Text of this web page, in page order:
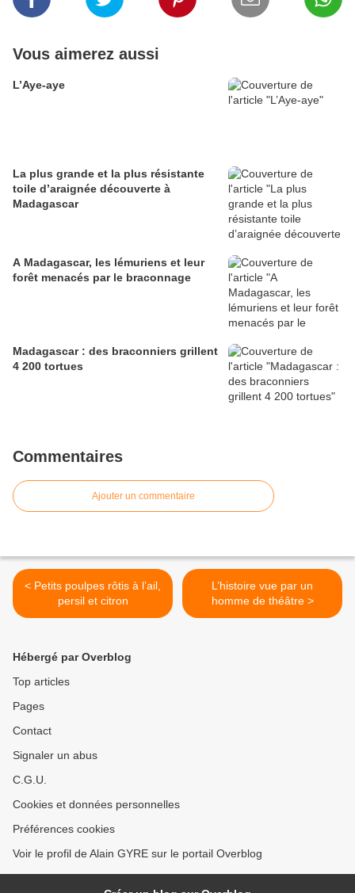
Vous aimerez aussi
L’Aye-aye
La plus grande et la plus résistante
toile d’araignée découverte à
Madagascar
A Madagascar, les lémuriens et leur
forêt menacés par le braconnage
Madagascar : des braconniers grillent
4 200 tortues
Commentaires
Ajouter un commentaire
< Petits poulpes rôtis à l’ail,
persil et citron
L’histoire vue par un
homme de théâtre >
Hébergé par Overblog
Top articles
Pages
Contact
Signaler un abus
C.G.U.
Cookies et données personnelles
Préférences cookies
Voir le profil de Alain GYRE sur le portail Overblog